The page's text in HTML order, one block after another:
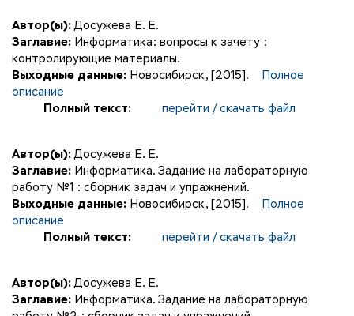
Автор(ы): Досужева Е. Е.
Заглавие: Информатика: вопросы к зачету :
контролирующие материалы.
Выходные данные: Новосибирск, [2015].
Полное
описание
Полный текст:
перейти / скачать файл
Автор(ы): Досужева Е. Е.
Заглавие: Информатика. Задание на лабораторную
работу №1 : сборник задач и упражнений.
Выходные данные: Новосибирск, [2015].
Полное
описание
Полный текст:
перейти / скачать файл
Автор(ы): Досужева Е. Е.
Заглавие: Информатика. Задание на лабораторную